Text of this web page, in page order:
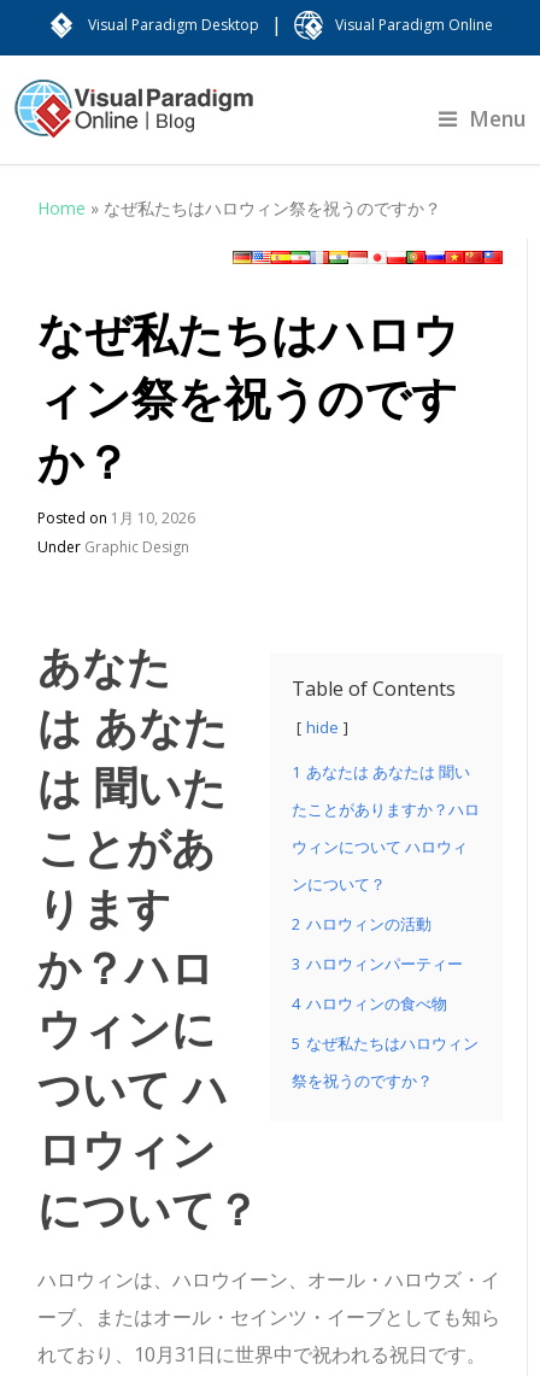
Visual Paradigm Desktop | Visual Paradigm Online
Menu
Home » なぜ私たちはハロウィン祭を祝うのですか？
なぜ私たちはハロウ
ィン祭を祝うのです
か？
Posted on 1月 10, 2026
Under Graphic Design
Table of Contents
hide
1 あなたは あなたは 聞い
たことがありますか？ハロ
ウィンについて ハロウィ
ンについて？
2 ハロウィンの活動
3 ハロウィンパーティー
4 ハロウィンの食べ物
5 なぜ私たちはハロウィン
祭を祝うのですか？
あなた
は あなた
は 聞いた
ことがあ
ります
か？ハロ
ウィンに
ついて ハ
ロウィン
について？
ハロウィンは、ハロウイーン、オール・ハロウズ・イ
ーブ、またはオール・セインツ・イーブとしても知ら
れており、10月31日に世界中で祝われる祝日です。